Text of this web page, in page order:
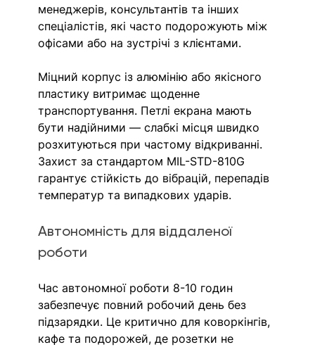
менеджерів, консультантів та інших
спеціалістів, які часто подорожують між
офісами або на зустрічі з клієнтами.
Міцний корпус із алюмінію або якісного
пластику витримає щоденне
транспортування. Петлі екрана мають
бути надійними — слабкі місця швидко
розхитуються при частому відкриванні.
Захист за стандартом MIL-STD-810G
гарантує стійкість до вібрацій, перепадів
температур та випадкових ударів.
Автономність для віддаленої
роботи
Час автономної роботи 8-10 годин
забезпечує повний робочий день без
підзарядки. Це критично для коворкінгів,
кафе та подорожей, де розетки не